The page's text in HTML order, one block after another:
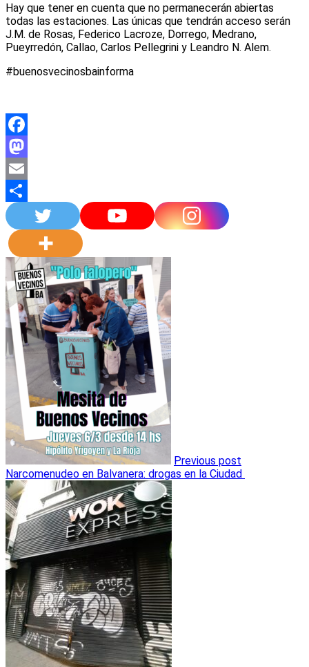
Hay que tener en cuenta que no permanecerán abiertas
todas las estaciones. Las únicas que tendrán acceso serán
J.M. de Rosas, Federico Lacroze, Dorrego, Medrano,
Pueyrredón, Callao, Carlos Pellegrini y Leandro N. Alem.
#buenosvecinosbainforma
Facebook
Mastodon
Email
Compartir
Previous post
Narcomenudeo en Balvanera: drogas en la Ciudad